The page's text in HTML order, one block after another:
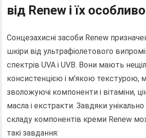
від Renew і їх
Сонцезахисні засоби Renew
шкіри від ультрафіолетового
спектрів UVA і UVB. Вони мають
консистенцією і м'якою текстурою,
зволожуючі компоненти і вітаміни,
масла і екстракти. Завдяки унікально
складу компонентів креми Renew
такі завдання: